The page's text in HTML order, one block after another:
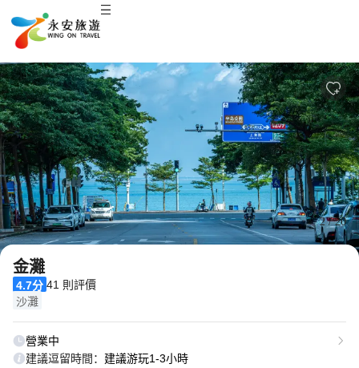
2/20
金灘
4.7分 41 則評價
沙灘
營業中
建議逗留時間： 建議游玩1-3小時